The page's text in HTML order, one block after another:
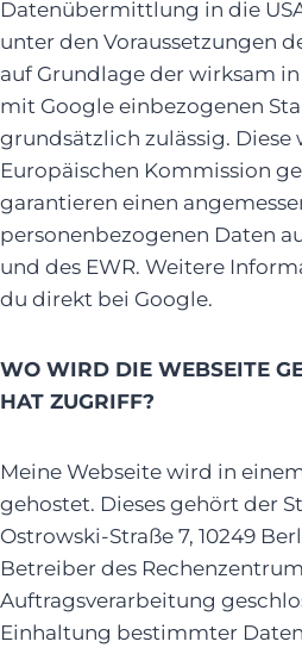
Datenübermittlung in die
unter den Voraussetzungen
auf Grundlage der wirksam
mit Google einbezogenen
grundsätzlich zulässig. Diese
Europäischen Kommission
garantieren einen
personenbezogenen Daten
und des EWR. Weitere
du direkt bei Google.
WO WIRD DIE WEBSEITE
HAT ZUGRIFF?
Meine Webseite wird in
gehostet. Dieses gehört der
Ostrowski-Straße 7, 10249
Betreiber des
Auftragsverarbeitung
Einhaltung bestimmter